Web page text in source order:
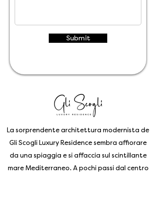
Submit
La sorprendente architettura modernista de
Gli Scogli Luxury Residence sembra affiorare
da una spiaggia e si affaccia sul scintillante
mare Mediterraneo. A pochi passi dal centro